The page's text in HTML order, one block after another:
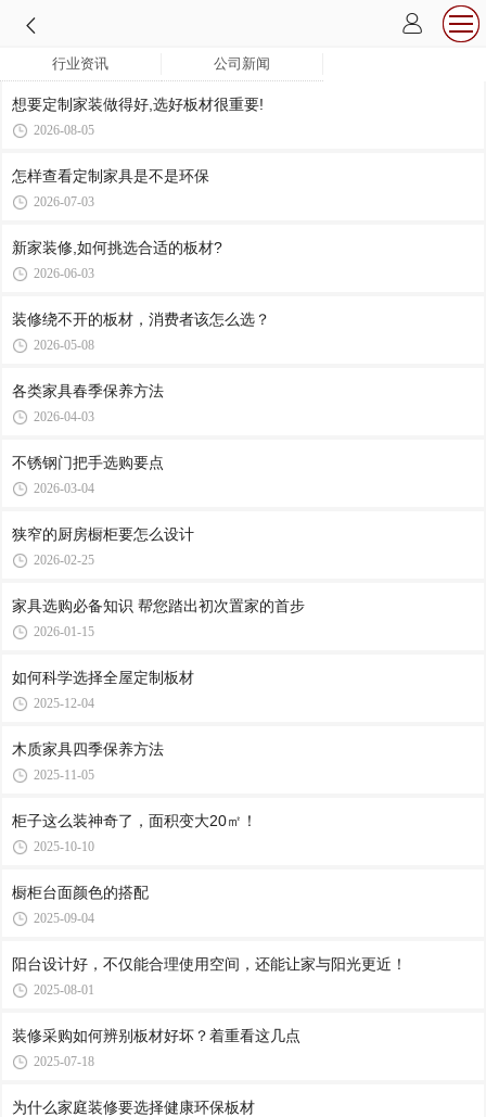
行业资讯 公司新闻
想要定制家装做得好,选好板材很重要!
2026-08-05
怎样查看定制家具是不是环保
2026-07-03
新家装修,如何挑选合适的板材?
2026-06-03
装修绕不开的板材，消费者该怎么选？
2026-05-08
各类家具春季保养方法
2026-04-03
不锈钢门把手选购要点
2026-03-04
狭窄的厨房橱柜要怎么设计
2026-02-25
家具选购必备知识 帮您踏出初次置家的首步
2026-01-15
如何科学选择全屋定制板材
2025-12-04
木质家具四季保养方法
2025-11-05
柜子这么装神奇了，面积变大20㎡！
2025-10-10
橱柜台面颜色的搭配
2025-09-04
阳台设计好，不仅能合理使用空间，还能让家与阳光更近！
2025-08-01
装修采购如何辨别板材好坏？着重看这几点
2025-07-18
为什么家庭装修要选择健康环保板材